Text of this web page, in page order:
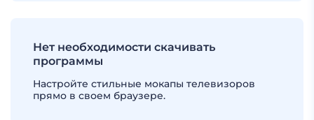
Нет необходимости скачивать
программы
Настройте стильные мокапы телевизоров
прямо в своем браузере.